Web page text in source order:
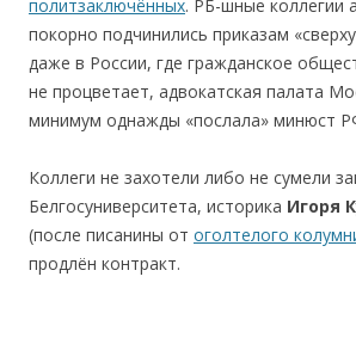
политзаключённых. РБ-шные коллегии
покорно подчинились приказам
даже в России, где гражданское
не процветает, адвокатская палата
минимум однажды «послала» минюст
Коллеги не захотели либо не сумели
Белгосуниверситета, историка Игоря
(после писанины от оголтелого
продлён контракт.